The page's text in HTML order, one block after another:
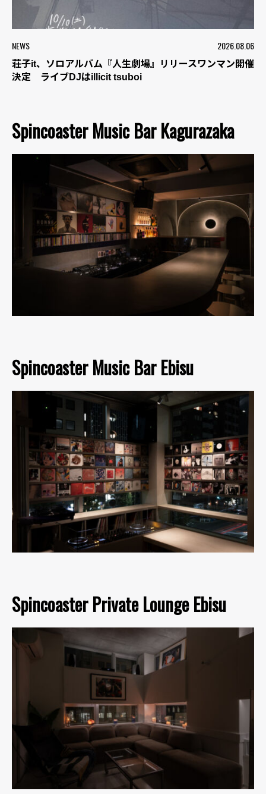
NEWS 2026.08.06
荘子it、ソロアルバム『人生劇場』リリースワンマン開催
決定 ライブDJはillicit tsuboi
Spincoaster Music Bar Kagurazaka
Spincoaster Music Bar Ebisu
Spincoaster Private Lounge Ebisu